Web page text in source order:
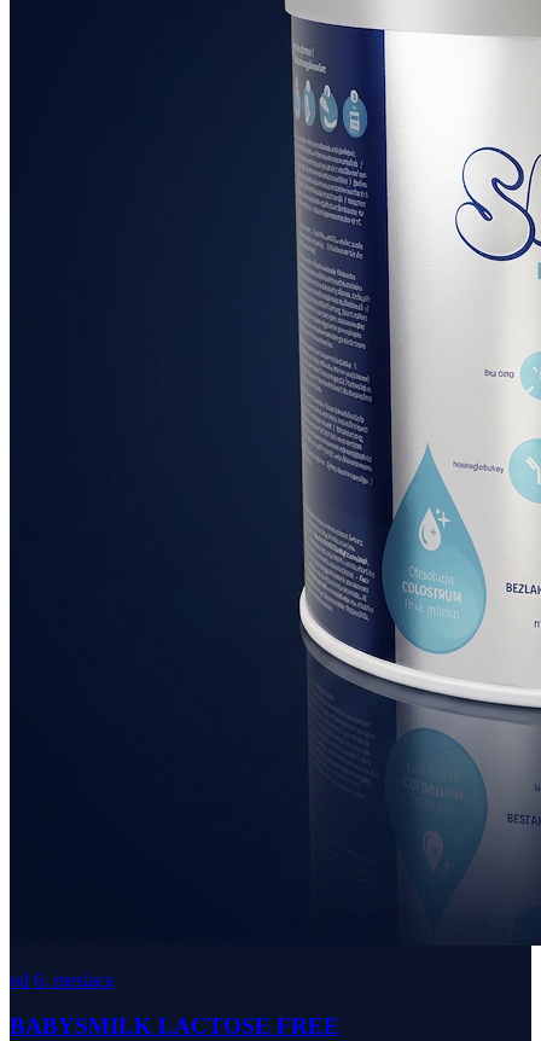
od 6. mesiaca
BABYSMILK LACTOSE FREE